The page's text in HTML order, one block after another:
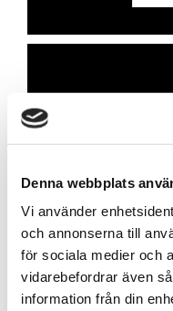
Denna webbplats
Vi använder
och annonserna till
för sociala medier och
vidarebefordrar även
information från din
Vi
Vår kundtjänst är